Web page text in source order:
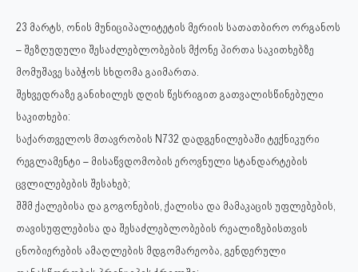
23 მარტს, ონის მუნიციპალიტეტის მერიის სათათბირო ორგანოს
– შეზღუდული შესაძლებლობების მქონე პირთა საკითხებზე
მომუშავე საბჭოს სხდომა გაიმართა.
შეხვედრაზე განიხილეს დღის წესრიგით გათვალისწინებული
საკითხები:
საქართველოს მთავრობის N732 დადგენილებაში ტექნიკური
რეგლამენტი – მისაწვდომობის ეროვნული სტანდარტების
ცვლილებების შესახებ;
შშმ ქალებისა და გოგონების, ქალისა და მამაკაცის უფლებების,
თავისუფლებისა და შესაძლებლობების რეალიზებისთვის
ცნობიერების ამაღლების მდგომარეობა, გენდერული